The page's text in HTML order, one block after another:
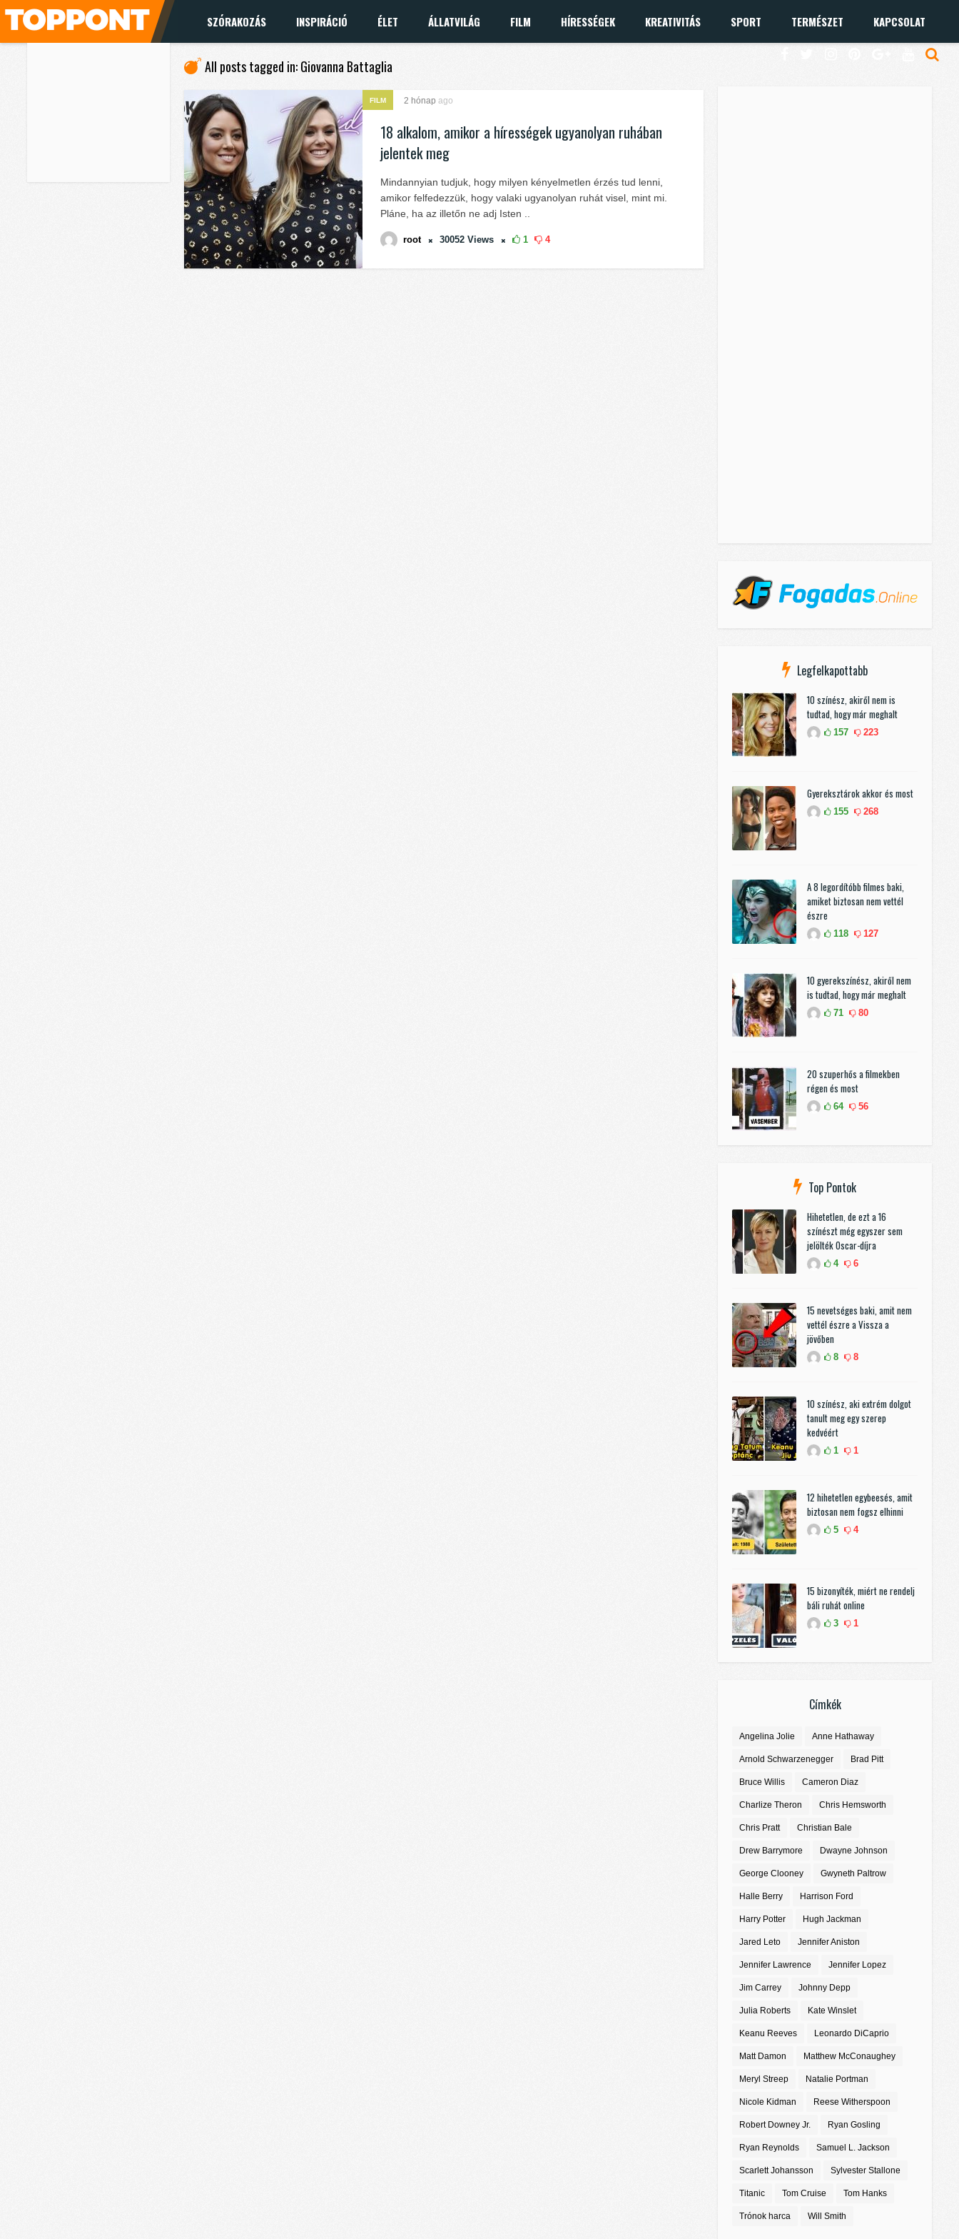
SZÓRAKOZÁS INSPIRÁCIÓ ÉLET ÁLLATVILÁG FILM HÍRESSÉGEK KREATIVITÁS SPORT TERMÉSZET KAPCSOLAT
All posts tagged in: Giovanna Battaglia
FILM 2 hónap ago
18 alkalom, amikor a hírességek ugyanolyan ruhában
jelentek meg
Mindannyian tudjuk, hogy milyen kényelmetlen érzés tud lenni,
amikor felfedezzük, hogy valaki ugyanolyan ruhát visel, mint mi.
Pláne, ha az illetőn ne adj Isten ..
root 30052 Views 1 4
Legfelkapottabb
10 színész, akiről nem is
tudtad, hogy már meghalt
157 223
Gyereksztárok akkor és most
155 268
A 8 legordítóbb filmes baki,
amiket biztosan nem vettél
észre
118 127
10 gyerekszínész, akiről nem
is tudtad, hogy már meghalt
71 80
20 szuperhős a filmekben
régen és most
64 56
Top Pontok
Hihetetlen, de ezt a 16
színészt még egyszer sem
jelölték Oscar-díjra
4 6
15 nevetséges baki, amit nem
vettél észre a Vissza a
jövőben
8 8
10 színész, aki extrém dolgot
tanult meg egy szerep
kedvéért
1 1
12 hihetetlen egybeesés, amit
biztosan nem fogsz elhinni
5 4
15 bizonyíték, miért ne rendelj
báli ruhát online
3 1
Címkék
Angelina Jolie Anne Hathaway
Arnold Schwarzenegger Brad Pitt
Bruce Willis Cameron Diaz
Charlize Theron Chris Hemsworth
Chris Pratt Christian Bale
Drew Barrymore Dwayne Johnson
George Clooney Gwyneth Paltrow
Halle Berry Harrison Ford
Harry Potter Hugh Jackman
Jared Leto Jennifer Aniston
Jennifer Lawrence Jennifer Lopez
Jim Carrey Johnny Depp
Julia Roberts Kate Winslet
Keanu Reeves Leonardo DiCaprio
Matt Damon Matthew McConaughey
Meryl Streep Natalie Portman
Nicole Kidman Reese Witherspoon
Robert Downey Jr. Ryan Gosling
Ryan Reynolds Samuel L. Jackson
Scarlett Johansson Sylvester Stallone
Titanic Tom Cruise Tom Hanks
Trónok harca Will Smith